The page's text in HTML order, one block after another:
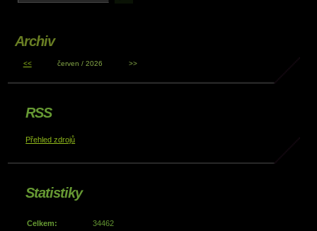
Archiv
<< červen / 2026 >>
RSS
Přehled zdrojů
Statistiky
Celkem: 34462